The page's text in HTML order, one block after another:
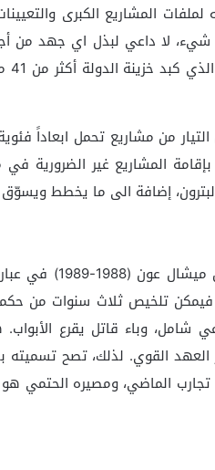
المشاريع الكبرى
لا داعي لبذل اي جهد من
من مشاريع تحمل ابعاداً
المشاريع غير الضرورية
إضافة الى ما يخطط
يمكن تلخيص فترة
فيمكن تلخيص ثلاث سنوات من
شامل، وباء قاتل يقرع
القوي. لذلك، تصح تسميته بـ
تجارب الماضي، ومصيره